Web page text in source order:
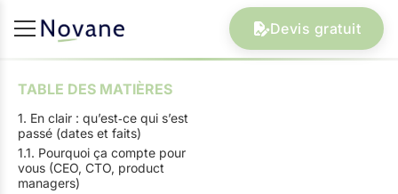
Devis gratuit
TABLE DES MATIÈRES
1. En clair : qu’est‑ce qui s’est
passé (dates et faits)
1.1. Pourquoi ça compte pour
vous (CEO, CTO, product
managers)